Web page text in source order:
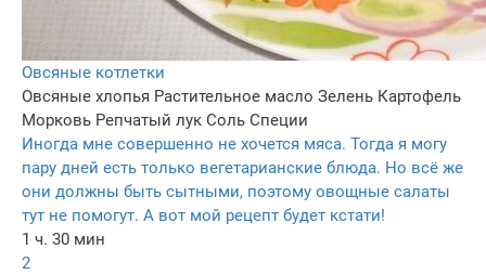
Овсяные котлетки
Овсяные хлопья Растительное масло Зелень Картофель
Морковь Репчатый лук Соль Специи
Иногда мне совершенно не хочется мяса. Тогда я могу
пару дней есть только вегетарианские блюда. Но всё же
они должны быть сытными, поэтому овощные салаты
тут не помогут. А вот мой рецепт будет кстати!
1 ч. 30 мин
2